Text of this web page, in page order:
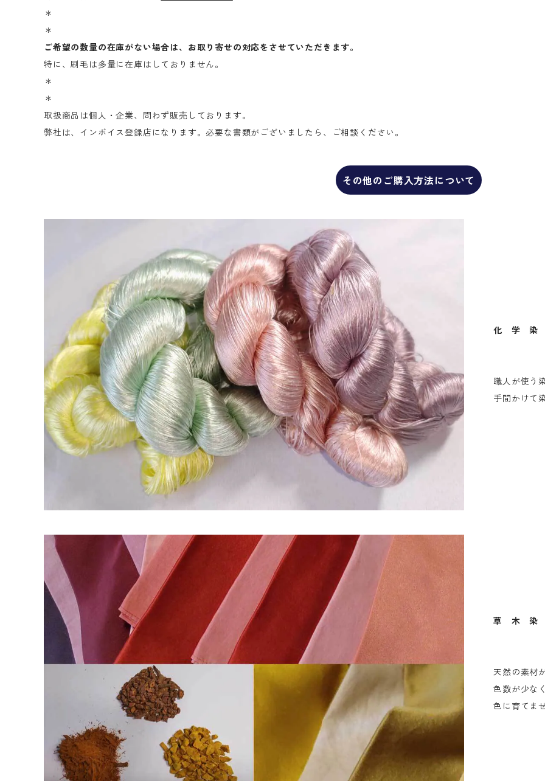
＊
＊
ご希望の数量の在庫がない場合は、お取り寄せの対応をさせていただきます。
特に、刷毛は多量に在庫はしておりません。
＊
＊
取扱商品は個人・企業、問わず販売しております。
弊社は、インボイス登録店になります。必要な書類がございましたら、ご相談ください。
その他のご購入方法について
化 学 染
職人が使う
手間かけて
草 木 染
天然の素材
色数が少な
色に育てま